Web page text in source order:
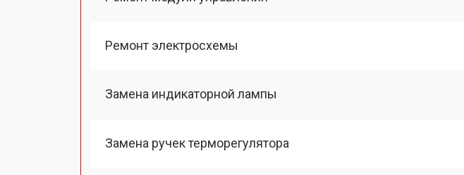
Ремонт электросхемы
Замена индикаторной лампы
Замена ручек терморегулятора